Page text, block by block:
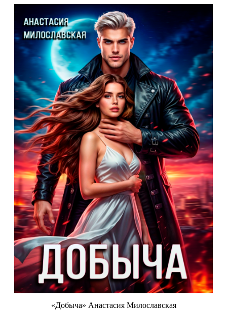
«Добыча» Анастасия Милославская